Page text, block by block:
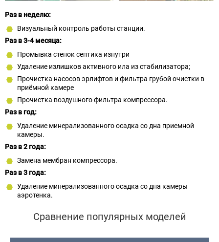
Раз в неделю:
Визуальный контроль работы станции.
Раз в 3-4 месяца:
Промывка стенок септика изнутри
Удаление излишков активного ила из стабилизатора;
Прочистка насосов эрлифтов и фильтра грубой очистки в
приёмной камере
Прочистка воздушного фильтра компрессора.
Раз в год:
Удаление минерализованного осадка со дна приемной
камеры.
Раз в 2 года:
Замена мембран компрессора.
Раз в 3 года:
Удаление минерализованного осадка со дна камеры
аэротенка.
Сравнение популярных моделей